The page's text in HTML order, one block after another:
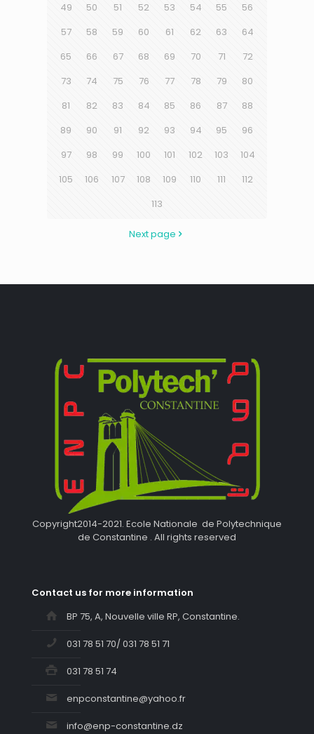
49
50 51 52 53 54 55
56
57
58 59 60 61 62 63
64
65
66 67 68 69 70 71
72
73
74 75 76 77 78 79
80
81
82 83 84 85 86 87
88
89
90 91 92 93 94 95
96
97
98 99 100 101 102 103
104
105
106 107 108 109 110 111
112
113
Next page
Copyright2014-2021. Ecole Nationale de Polytechnique
de Constantine . All rights reserved
Contact us for more information
BP 75, A, Nouvelle ville RP, Constantine.
031 78 51 70/ 031 78 51 71
031 78 51 74
enpconstantine@yahoo.fr
info@enp-constantine.dz